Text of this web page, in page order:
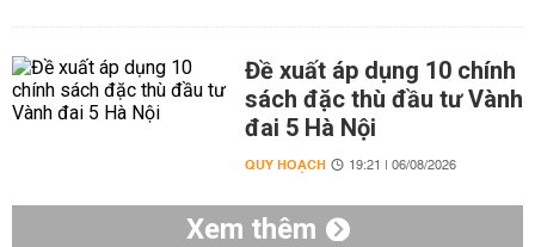
Đề xuất áp dụng 10 chính
sách đặc thù đầu tư Vành
đai 5 Hà Nội
QUY HOẠCH 19:21 | 06/08/2026
Xem thêm